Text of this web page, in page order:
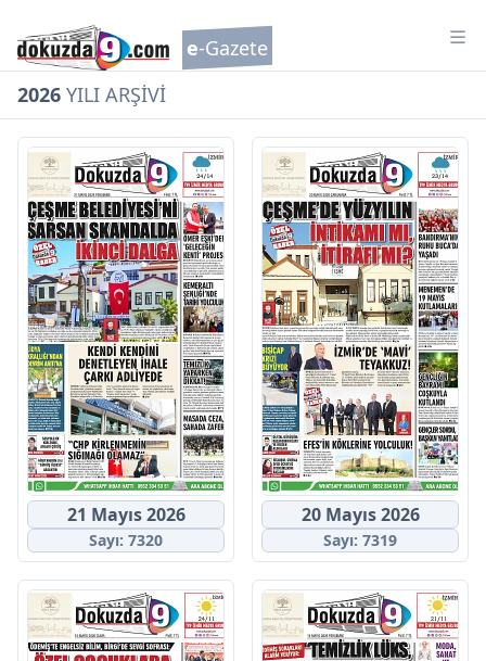
e-Gazete
2026 YILI ARŞİVİ
21 Mayıs 2026
Sayı: 7320
20 Mayıs 2026
Sayı: 7319